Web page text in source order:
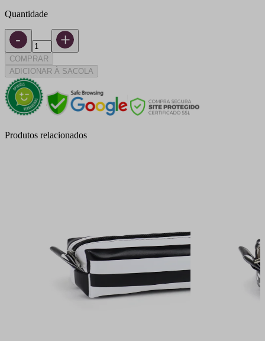
Quantidade
COMPRAR
ADICIONAR À SACOLA
Produtos relacionados